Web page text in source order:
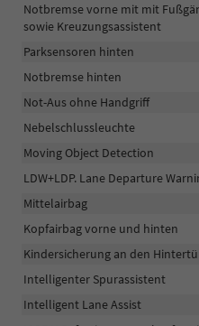
Notbremse vorne mit mit
sowie Kreuzungsassistent
Parksensoren hinten
Notbremse hinten
Not-Aus ohne Handgriff
Nebelschlussleuchte
Moving Object Detection
LDW+LDP. Lane Departure
Mittelairbag
Kopfairbag vorne und hinten
Kindersicherung an den
Intelligenter Spurassistent
Intelligent Lane Assist